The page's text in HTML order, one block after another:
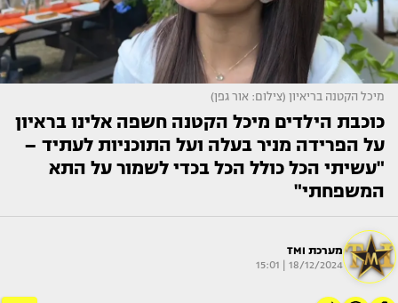
מיכל הקטנה בריאיון (צילום: אור גפן)
כוכבת הילדים מיכל הקטנה חשפה אלינו בראיון
על הפרידה מניר בעלה ועל התוכניות לעתיד –
"עשיתי הכל כולל הכל בכדי לשמור על התא
המשפחתי"
מערכת TMI
18/12/2024 | 15:01